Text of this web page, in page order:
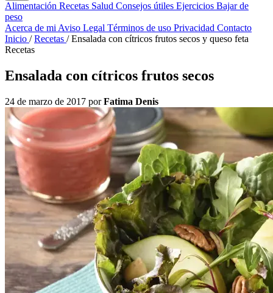
Alimentación Recetas Salud Consejos útiles Ejercicios Bajar de
peso
Acerca de mi Aviso Legal Términos de uso Privacidad Contacto
Inicio / Recetas / Ensalada con cítricos frutos secos y queso feta
Recetas
Ensalada con cítricos frutos secos
24 de marzo de 2017 porFatima Denis